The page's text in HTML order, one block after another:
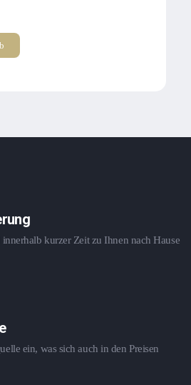
kurzer Zeit zu Ihnen nach Hause
ein, was sich auch in den Preisen